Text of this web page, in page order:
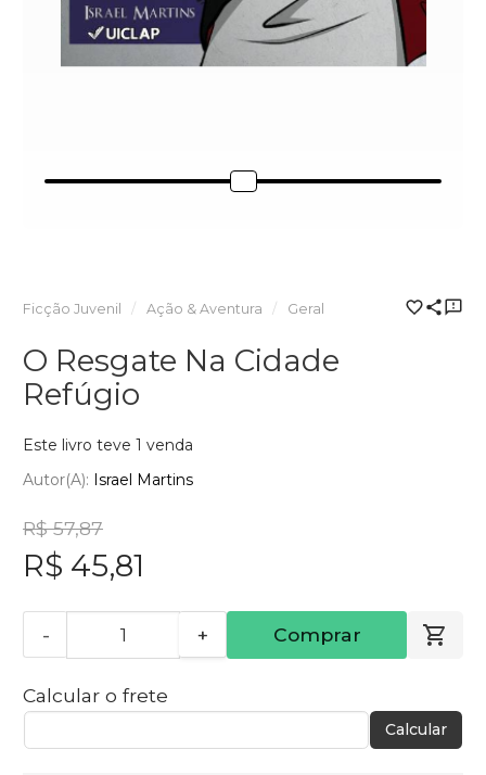
Ficção Juvenil Ação & Aventura Geral
O Resgate Na Cidade
Refúgio
Este livro teve 1 venda
Autor(a): Israel Martins
R$ 57,87
R$ 45,81
- + Comprar
Calcular o frete
Calcular